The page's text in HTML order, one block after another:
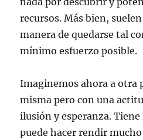
recursos. Más bien,
manera de quedarse tal
mínimo esfuerzo posible.
Imaginemos ahora a otra
misma pero con una
ilusión y esperanza.
puede hacer rendir